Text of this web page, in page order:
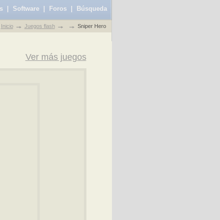
| Software| Foros| Búsqueda
Inicio Juegos flash Sniper Hero
Ver más juegos